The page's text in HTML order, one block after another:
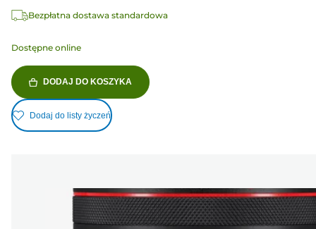
Bezpłatna dostawa standardowa
Dostępne online
DODAJ DO KOSZYKA
Dodaj do listy życzeń